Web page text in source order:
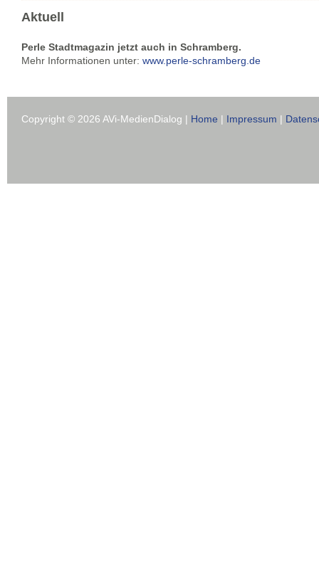
Aktuell
Perle Stadtmagazin jetzt auch in Schramberg.
Mehr Informationen unter: www.perle-schramberg.de
Copyright © 2026 AVi-MedienDialog | Home | Impressum |